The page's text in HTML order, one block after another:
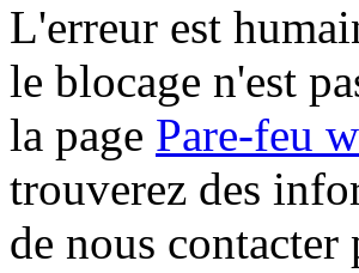
L'erreur est
le blocage n'est
la page Pare-feu
trouverez des
de nous contacter